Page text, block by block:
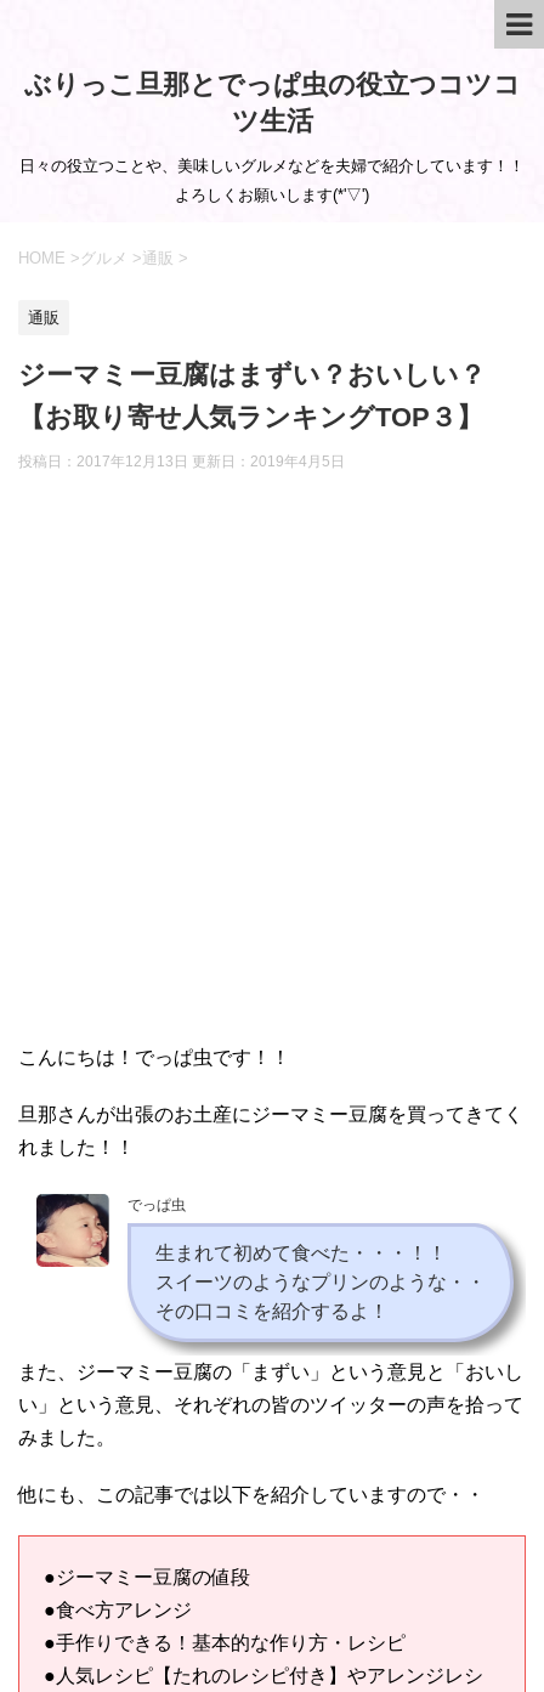
ぶりっこ旦那とでっぱ虫の役立つコツコ
ツ生活
日々の役立つことや、美味しいグルメなどを夫婦で紹介しています！！
よろしくお願いします(*'▽')
HOME > グルメ > 通販 >
通販
ジーマミー豆腐はまずい？おいしい？
【お取り寄せ人気ランキングTOP３】
投稿日：2017年12月13日 更新日： 2019年4月5日
こんにちは！でっぱ虫です！！
旦那さんが出張のお土産にジーマミー豆腐を買ってきてく
れました！！
でっぱ虫
生まれて初めて食べた・・・！！
スイーツのようなプリンのような・・
その口コミを紹介するよ！
また、ジーマミー豆腐の「まずい」という意見と「おいし
い」という意見、それぞれの皆のツイッターの声を拾って
みました。
他にも、この記事では以下を紹介していますので・・
●ジーマミー豆腐の値段
●食べ方アレンジ
●手作りできる！基本的な作り方・レシピ
●人気レシピ【たれのレシピ付き】やアレンジレシ